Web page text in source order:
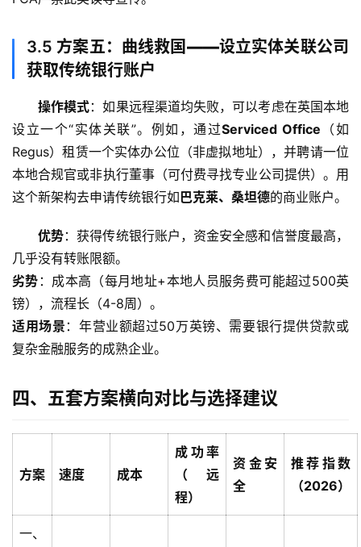
3.5 方案五：曲线救国——设立实体关联公司
获取传统银行账户
操作模式：如果远程渠道均失败，可以考虑在英国本地
设立一个“实体关联”。例如，通过Serviced Office （如
Regus）租赁一个实体办公位（非虚拟地址），并聘请一位
本地合规官或非执行董事（可付费寻找专业公司提供）。用
这个新架构去申请传统银行如巴克莱、桑坦德的商业账户。
优势：获得传统银行账户，资金安全感和信誉度最高，
几乎没有转账限额。
劣势 ：成本高（每月地址+本地人员服务费可能超过500英
镑），流程长（4-8周）。
适用场景 ：年营业额超过50万英镑、需要银行提供贷款或
复杂金融服务的成熟企业。
四、五套方案横向对比与选择建议
方案 速度 成本
成功率
（远
程）
资金安
全
推荐指数
（2026）
一、